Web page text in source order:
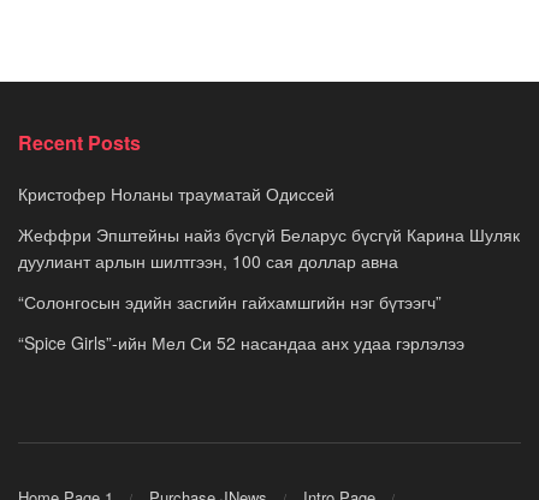
Recent Posts
Кристофер Ноланы трауматай Одиссей
Жеффри Эпштейны найз бүсгүй Беларус бүсгүй Карина Шуляк
дуулиант арлын шилтгээн, 100 сая доллар авна
“Солонгосын эдийн засгийн гайхамшгийн нэг бүтээгч”
“Spice Girls”-ийн Мел Си 52 насандаа анх удаа гэрлэлээ